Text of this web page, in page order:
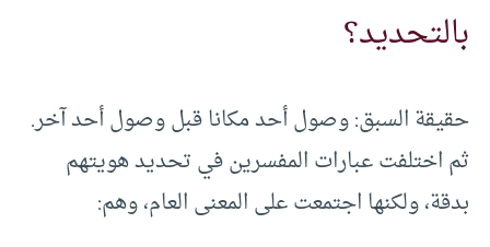
بالتحديد؟
حقيقة السبق: وصول أحد مكانا قبل وصول أحد آخر.
ثم اختلفت عبارات المفسرين في تحديد هويتهم
بدقة، ولكنها اجتمعت على المعنى العام، وهم: